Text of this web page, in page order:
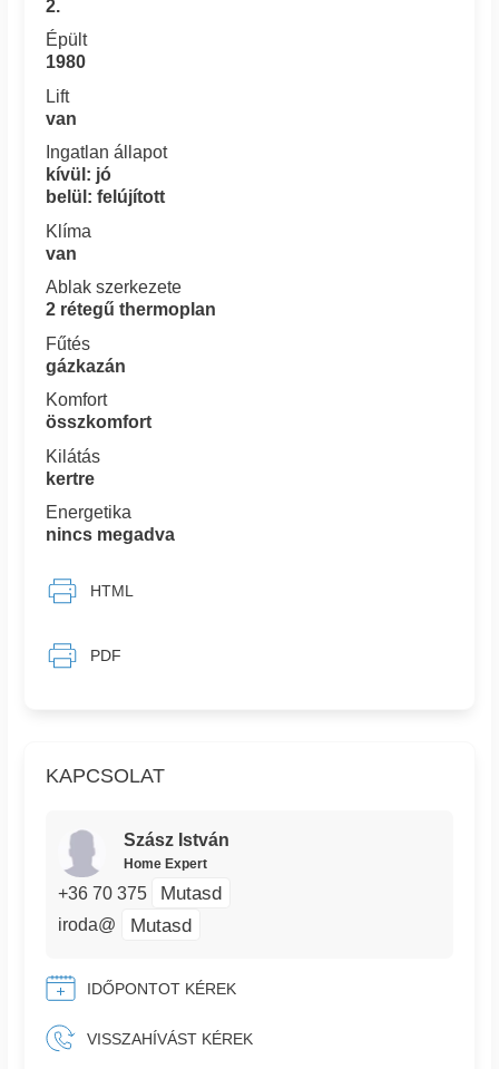
KAPCSOLAT
Szász István
Home Expert
+36 70 375 Mutasd
iroda@ Mutasd
IDŐPONTOT KÉREK
VISSZAHÍVÁST KÉREK
2.
Épült
1980
Lift
van
Ingatlan állapot
kívül: jó
belül: felújított
Klíma
van
Ablak szerkezete
2 rétegű thermoplan
Fűtés
gázkazán
Komfort
összkomfort
Kilátás
kertre
Energetika
nincs megadva
HTML
PDF